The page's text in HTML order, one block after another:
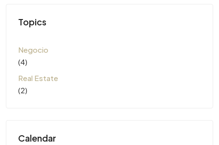
Topics
Negocio
(4)
Real Estate
(2)
Calendar